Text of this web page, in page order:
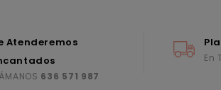
Atenderemos
636 571 987
En